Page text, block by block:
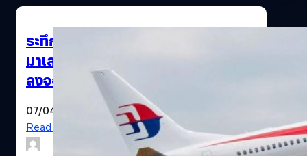
ระทึกอีก! โบอิ้ง 737-800 ของ
มาเลเซียดิ่งฮวบ ก่อนนักบินนำเครื่อง
ลงจอดปลอดภัย
07/04/2022
Read More